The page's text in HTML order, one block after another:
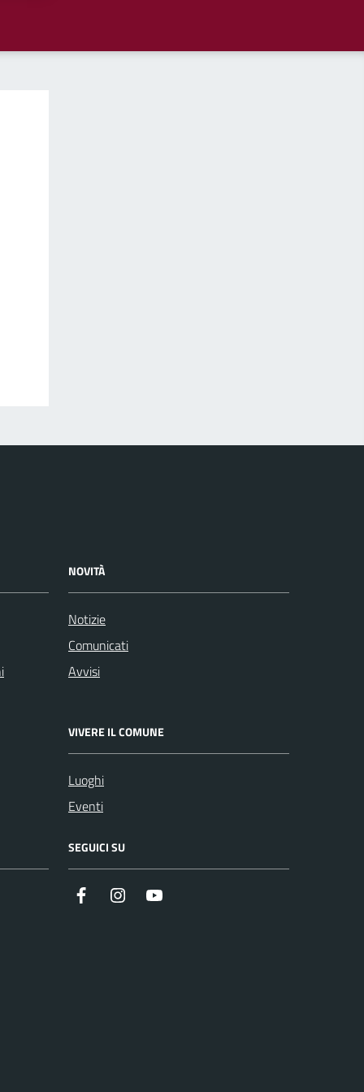
NOVITÀ
Notizie
Comunicati
Avvisi
VIVERE IL COMUNE
Luoghi
Eventi
SEGUICI SU
Facebook Instagram